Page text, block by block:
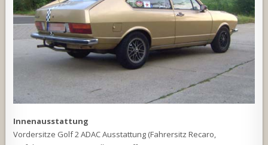
Innenausstattung
Vordersitze Golf 2 ADAC Ausstattung (Fahrersitz Recaro,